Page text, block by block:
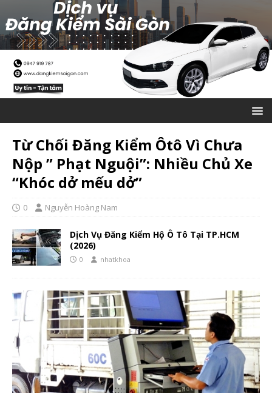
Từ Chối Đăng Kiểm Ôtô Vì Chưa
Nộp ” Phạt Nguội”: Nhiều Chủ Xe
“Khóc dở mếu dở”
0 Nguyễn Hoàng Nam
Dịch Vụ Đăng Kiểm Hộ Ô Tô Tại TP.HCM
(2026)
0 nhatkhoa